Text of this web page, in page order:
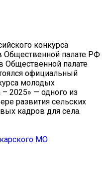
конкурса
Общественной палате РФ
Общественной палате
официальный
молодых
2025» — одного из
развития сельских
кадров для села.
МО